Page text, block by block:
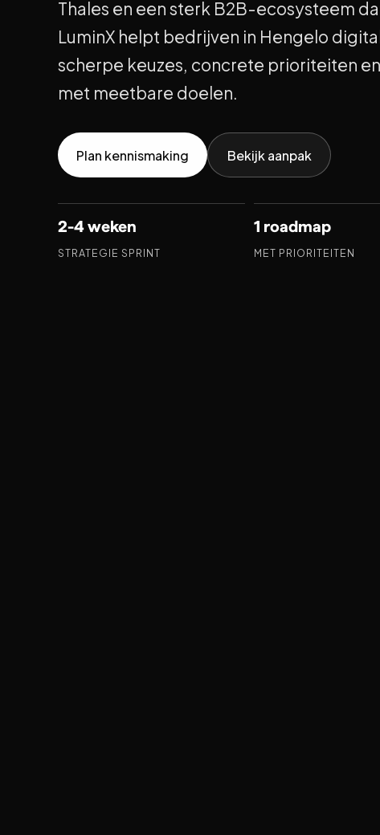
Thales en een sterk B2B-ecosysteem
LuminX helpt bedrijven in Hengelo
scherpe keuzes, concrete prioriteiten
met meetbare doelen.
Plan kennismaking Bekijk aanpak
2-4 weken
STRATEGIE SPRINT
1 roadmap
MET PRIORITEITEN